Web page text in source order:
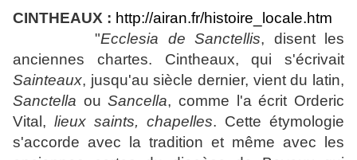
CINTHEAUX : http://airan.fr/histoire_locale.htm
"Ecclesia de Sanctellis, disent les
anciennes chartes. Cintheaux, qui s'écrivait
Sainteaux, jusqu'au siècle dernier, vient du latin,
Sanctella ouSancella, comme l'a écrit Orderic
Vital, lieux saints, chapelles. Cette étymologie
s'accorde avec la tradition et même avec les